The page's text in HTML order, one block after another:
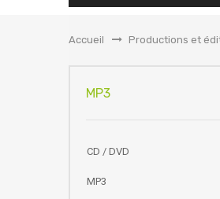
Accueil &gt;Productions et
MP3
CD / DVD
MP3